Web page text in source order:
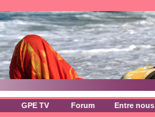
GPE TV Forum Entre nous